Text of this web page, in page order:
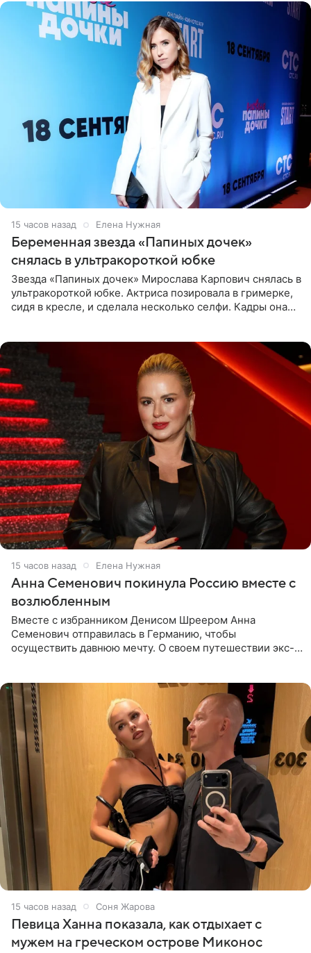
15 часов назад Елена Нужная
Беременная звезда «Папиных дочек»
снялась в ультракороткой юбке
Звезда «Папиных дочек» Мирослава Карпович снялась в
ультракороткой юбке. Актриса позировала в гримерке,
сидя в кресле, и сделала несколько селфи. Кадры она
15 часов назад Елена Нужная
Анна Семенович покинула Россию вместе с
возлюбленным
Вместе с избранником Денисом Шреером Анна
Семенович отправилась в Германию, чтобы
осуществить давнюю мечту. О своем путешествии экс-
15 часов назад Соня Жарова
Певица Ханна показала, как отдыхает с
мужем на греческом острове Миконос